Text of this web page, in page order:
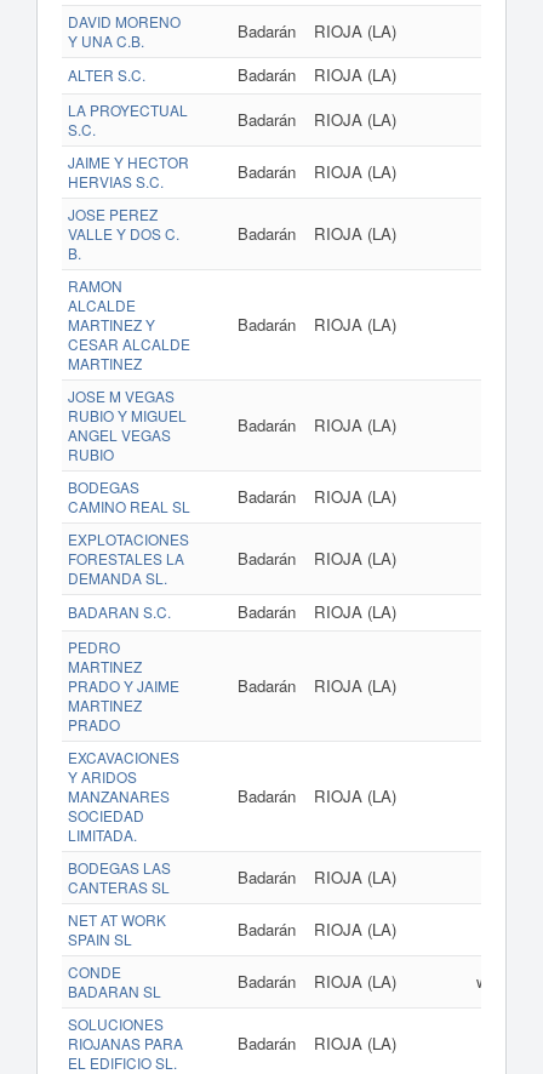
DAVID MORENO
Y UNA C.B.
Badarán RIOJA (LA)
ALTER S.C. Badarán RIOJA (LA)
LA PROYECTUAL
S.C.
Badarán RIOJA (LA)
JAIME Y HECTOR
HERVIAS S.C.
Badarán RIOJA (LA)
JOSE PEREZ
VALLE Y DOS C.
B.
Badarán RIOJA (LA)
RAMON
ALCALDE
MARTINEZ Y
CESAR ALCALDE
MARTINEZ
Badarán RIOJA (LA)
JOSE M VEGAS
RUBIO Y MIGUEL
ANGEL VEGAS
RUBIO
Badarán RIOJA (LA)
BODEGAS
CAMINO REAL SL
Badarán RIOJA (LA)
EXPLOTACIONES
FORESTALES LA
DEMANDA SL.
Badarán RIOJA (LA)
BADARAN S.C. Badarán RIOJA (LA)
PEDRO
MARTINEZ
PRADO Y JAIME
MARTINEZ
PRADO
Badarán RIOJA (LA)
EXCAVACIONES
Y ARIDOS
MANZANARES
SOCIEDAD
LIMITADA.
Badarán RIOJA (LA)
BODEGAS LAS
CANTERAS SL
Badarán RIOJA (LA)
NET AT WORK
SPAIN SL
Badarán RIOJA (LA)
CONDE
BADARAN SL
Badarán RIOJA (LA)
SOLUCIONES
RIOJANAS PARA
EL EDIFICIO SL.
Badarán RIOJA (LA)